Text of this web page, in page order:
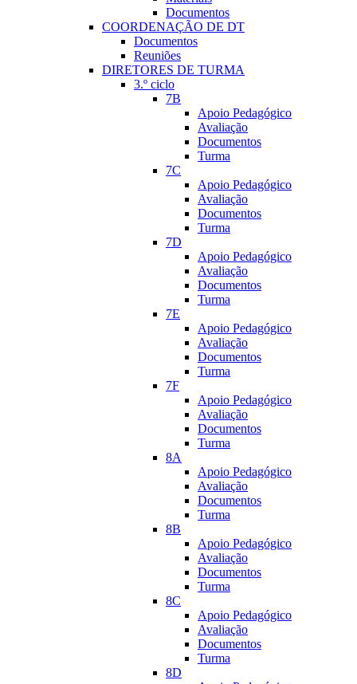
Documentos
COORDENAÇÃO DE DT
Documentos
Reuniões
DIRETORES DE TURMA
3.º ciclo
7B
Apoio Pedagógico
Avaliação
Documentos
Turma
7C
Apoio Pedagógico
Avaliação
Documentos
Turma
7D
Apoio Pedagógico
Avaliação
Documentos
Turma
7E
Apoio Pedagógico
Avaliação
Documentos
Turma
7F
Apoio Pedagógico
Avaliação
Documentos
Turma
8A
Apoio Pedagógico
Avaliação
Documentos
Turma
8B
Apoio Pedagógico
Avaliação
Documentos
Turma
8C
Apoio Pedagógico
Avaliação
Documentos
Turma
8D